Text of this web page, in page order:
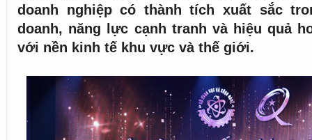
doanh nghiệp có thành tích xuất sắc
doanh, năng lực cạnh tranh và hiệu quả
với nền kinh tế khu vực và thế giới.